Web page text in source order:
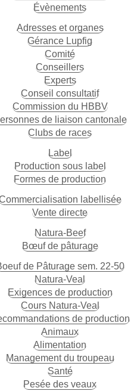
Évènements
Adresses et organes
Gérance Lupfig
Comité
Conseillers
Experts
Conseil consultatif
Commission du HBBV
de liaison cantonale
Clubs de races
Label
Production sous label
Formes de production
labellisée
Vente directe
Natura-Beef
Bœuf de pâturage
de Pâturage sem. 22-50
Natura-Veal
Exigences de production
Cours Natura-Veal
de production
Animaux
Alimentation
Management du troupeau
Santé
Pesée des veaux